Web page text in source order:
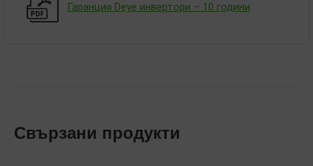
Гаранция Deye инвертори – 10 години
Свързани продукти